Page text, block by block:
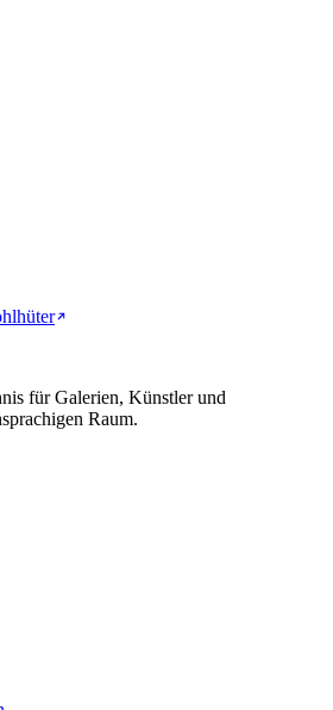
für Galerien, Künstler und
Raum.